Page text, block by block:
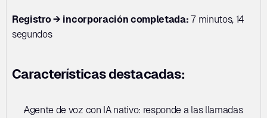
Registro → incorporación completada: 7 minutos, 14
segundos
Características destacadas:
Agente de voz con IA nativo: responde a las llamadas